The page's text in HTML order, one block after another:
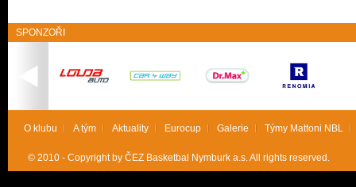
SPONZOŘI
O klubu A tým Aktuality Eurocup Galerie Týmy Mattoni NBL
© 2010 - Copyright by ČEZ Basketbal Nymburk a.s. All rights reserved.